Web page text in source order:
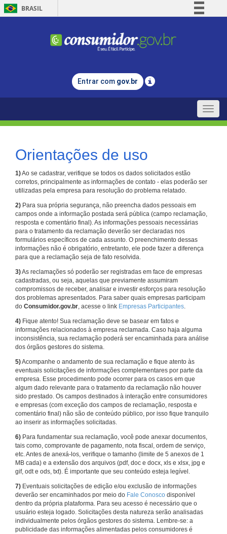
BRASIL
Comunica BR
Legislação
Entrar com gov.br
Toggle
Orientações de uso
1)Ao se cadastrar, verifique se todos os dados solicitados estão
corretos, principalmente as informações de contato - elas poderão ser
utilizadas pela empresa para resolução do problema relatado.
2) Para sua própria segurança, não preencha dados pessoais em
campos onde a informação postada será pública (campo reclamação,
resposta e comentário final). As informações pessoais necessárias
para o tratamento da reclamação deverão ser declaradas nos
formulários específicos de cada assunto. O preenchimento dessas
informações não é obrigatório, entretanto, ele pode fazer a diferença
para que a reclamação seja de fato resolvida.
3)As reclamações só poderão ser registradas em face de empresas
cadastradas, ou seja, aquelas que previamente assumiram
compromissos de receber, analisar e investir esforços para resolução
dos problemas apresentados. Para saber quais empresas participam
do Consumidor.gov.br, acesse o link Empresas Participantes.
4) Fique atento! Sua reclamação deve se basear em fatos e
informações relacionados à empresa reclamada. Caso haja alguma
inconsistência, sua reclamação poderá ser encaminhada para análise
dos órgãos gestores do sistema.
5)Acompanhe o andamento de sua reclamação e fique atento às
eventuais solicitações de informações complementares por parte da
empresa. Esse procedimento pode ocorrer para os casos em que
algum dado relevante para o tratamento da reclamação não houver
sido prestado. Os campos destinados à interação entre consumidores
e empresas (com exceção dos campos de reclamação, resposta e
comentário final) não são de conteúdo público, por isso fique tranquilo
ao inserir as informações solicitadas.
6) Para fundamentar sua reclamação, você pode anexar documentos,
tais como, comprovante de pagamento, nota fiscal, ordem de serviço,
etc. Antes de anexá-los, verifique o tamanho (limite de 5 anexos de 1
MB cada) e a extensão dos arquivos (pdf, doc e docx, xls e xlsx, jpg e
gif, odt e ods, txt). É importante que seu conteúdo esteja legível.
7) Eventuais solicitações de edição e/ou exclusão de informações
deverão ser encaminhados por meio do Fale Conosco disponível
dentro da própria plataforma. Para seu acesso é necessário que o
usuário esteja logado. Solicitações desta natureza serão analisadas
individualmente pelos órgãos gestores do sistema. Lembre-se: a
publicidade das informações alimentadas pelos consumidores é